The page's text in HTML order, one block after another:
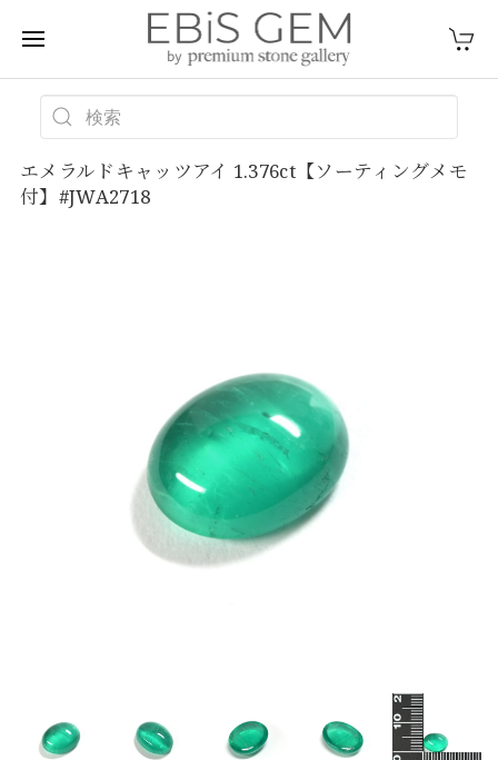
エメラルドキャッツアイ 1.376ct【ソーティングメモ
付】#JWA2718